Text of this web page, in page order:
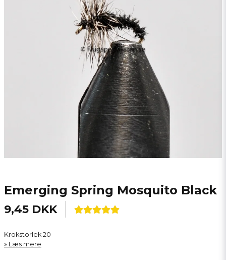
Emerging Spring Mosquito Black
9,45 DKK
Krokstorlek 20
Læs mere